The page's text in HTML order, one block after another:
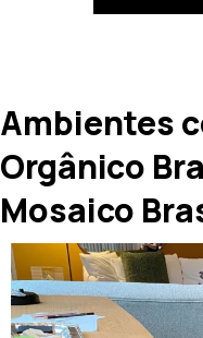
Ambientes
Orgânico
Mosaico